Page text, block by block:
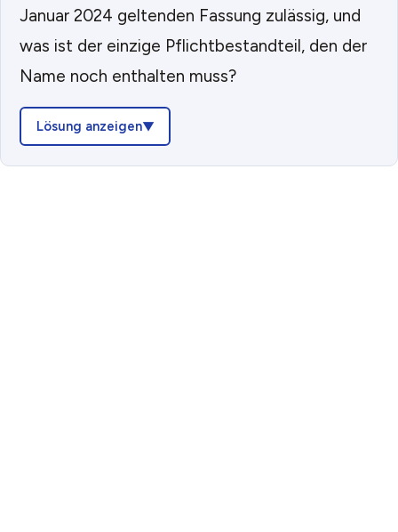
Januar 2024 geltenden Fassung zulässig, und
was ist der einzige Pflichtbestandteil, den der
Name noch enthalten muss?
Lösung anzeigen